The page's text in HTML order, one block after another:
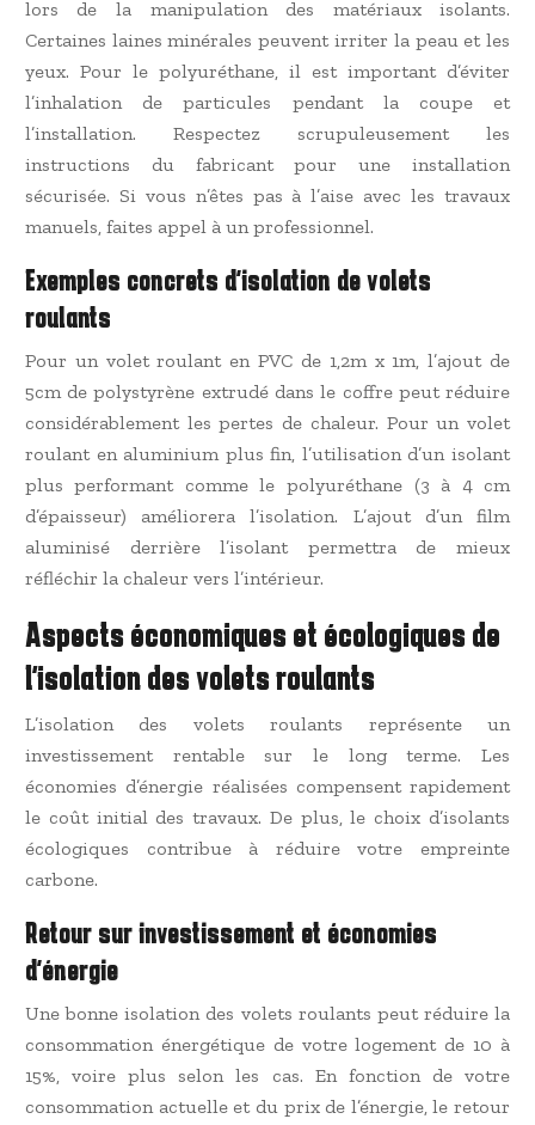
lors de la manipulation des matériaux isolants.
Certaines laines minérales peuvent irriter la peau et les
yeux. Pour le polyuréthane, il est important d’éviter
l’inhalation de particules pendant la coupe et
l’installation. Respectez scrupuleusement les
instructions du fabricant pour une installation
sécurisée. Si vous n’êtes pas à l’aise avec les travaux
manuels, faites appel à un professionnel.
Exemples concrets d’isolation de volets
roulants
Pour un volet roulant en PVC de 1,2m x 1m, l’ajout de
5cm de polystyrène extrudé dans le coffre peut réduire
considérablement les pertes de chaleur. Pour un volet
roulant en aluminium plus fin, l’utilisation d’un isolant
plus performant comme le polyuréthane (3 à 4 cm
d’épaisseur) améliorera l’isolation. L’ajout d’un film
aluminisé derrière l’isolant permettra de mieux
réfléchir la chaleur vers l’intérieur.
Aspects économiques et écologiques de
l’isolation des volets roulants
L’isolation des volets roulants représente un
investissement rentable sur le long terme. Les
économies d’énergie réalisées compensent rapidement
le coût initial des travaux. De plus, le choix d’isolants
écologiques contribue à réduire votre empreinte
carbone.
Retour sur investissement et économies
d’énergie
Une bonne isolation des volets roulants peut réduire la
consommation énergétique de votre logement de 10 à
15%, voire plus selon les cas. En fonction de votre
consommation actuelle et du prix de l’énergie, le retour